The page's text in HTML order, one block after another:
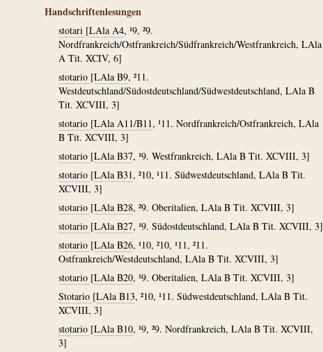
Handschriftenlesungen
stotari [LAla A4, ¹9, ²9.
Nordfrankreich/Ostfrankreich/Südfrankreich/Westfrankreich, LAla
A Tit. XCIV, 6]
stotario [LAla B9, ²11.
Westdeutschland/Südostdeutschland/Südwestdeutschland, LAla B
Tit. XCVIII, 3]
stotario [LAla A11/B11, ¹11. Nordfrankreich/Ostfrankreich, LAla
B Tit. XCVIII, 3]
stotario [LAla B37, ¹9. Westfrankreich, LAla B Tit. XCVIII, 3]
stotario [LAla B31, ²10, ¹11. Südwestdeutschland, LAla B Tit.
XCVIII, 3]
stotario [LAla B28, ²9. Oberitalien, LAla B Tit. XCVIII, 3]
stotario [LAla B27, ¹9. Südostdeutschland, LAla B Tit. XCVIII, 3]
stotario [LAla B26, ¹10, ²10, ¹11, ²11.
Ostfrankreich/Westdeutschland, LAla B Tit. XCVIII, 3]
stotario [LAla B20, ¹9. Oberitalien, LAla B Tit. XCVIII, 3]
Stotario [LAla B13, ²10, ¹11. Südwestdeutschland, LAla B Tit.
XCVIII, 3]
stotario [LAla B10, ¹9, ²9. Nordfrankreich, LAla B Tit. XCVIII,
3]